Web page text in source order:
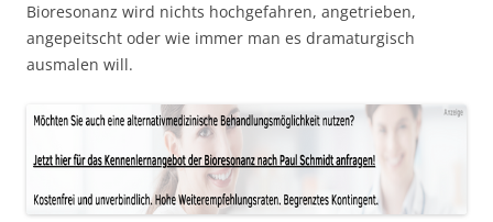
Bioresonanz wird nichts hochgefahren, angetrieben,
angepeitscht oder wie immer man es dramaturgisch
ausmalen will.